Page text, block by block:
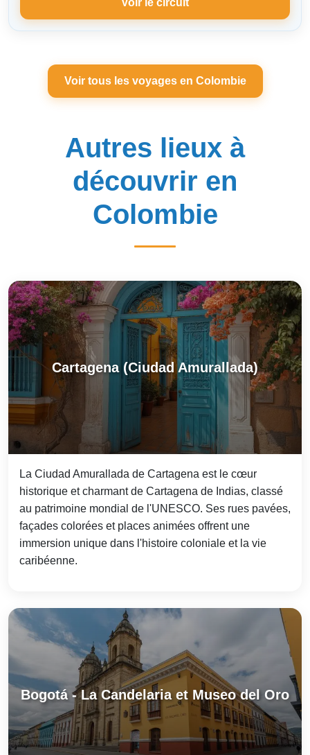
Voir le circuit
Voir tous les voyages en Colombie
Autres lieux à
découvrir en
Colombie
Cartagena (Ciudad Amurallada)
La Ciudad Amurallada de Cartagena est le cœur
historique et charmant de Cartagena de Indias, classé
au patrimoine mondial de l'UNESCO. Ses rues pavées,
façades colorées et places animées offrent une
immersion unique dans l'histoire coloniale et la vie
caribéenne.
Bogotá - La Candelaria et Museo del Oro